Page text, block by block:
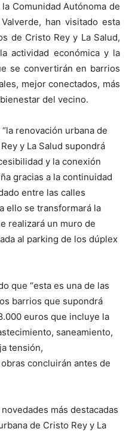
Comunidad Autónoma de
han visitado esta
de Cristo Rey y La Salud,
actividad económica y la
se convertirán en barrios
mejor conectados, más
del vecino.
renovación urbana de
y La Salud supondrá
y la conexión
gracias a la continuidad
entre las calles
ello se transformará la
realizará un muro de
al parking de los dúplex
que “esta es una de las
barrios que supondrá
euros que incluye la
saneamiento,
tensión,
concluirán antes de
más destacadas
de Cristo Rey y La